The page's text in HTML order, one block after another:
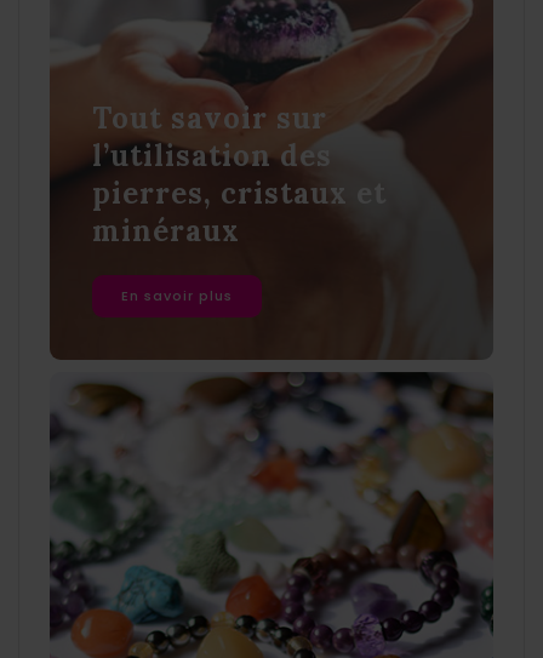
Tout savoir sur
l’utilisation des
pierres, cristaux et
minéraux
En savoir plus